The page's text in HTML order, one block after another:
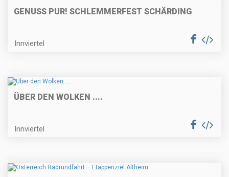
GENUSS PUR! SCHLEMMERFEST SCHÄRDING
Innviertel
ÜBER DEN WOLKEN ....
Innviertel